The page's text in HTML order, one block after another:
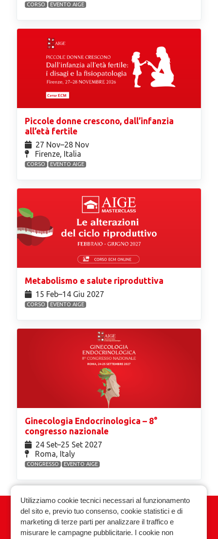
CORSO EVENTO AIGE
Piccole donne crescono, dall’infanzia
all’età fertile
27 Nov⁠–28 Nov
Firenze, Italia
CORSO EVENTO AIGE
Metabolismo e salute riproduttiva
15 Feb⁠–14 Giu 2027
CORSO EVENTO AIGE
Ginecologia Endocrinologica – 8°
congresso nazionale
24 Set⁠–25 Set 2027
Roma, Italy
CONGRESSO EVENTO AIGE
Associazione Italiana Ginecologia
Endocrinologica
Utilizziamo cookie tecnici necessari al funzionamento
del sito e, previo tuo consenso, cookie statistici e di
marketing di terze parti per analizzare il traffico e
misurare le campagne pubblicitarie. I cookie non